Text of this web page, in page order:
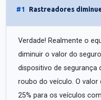
#1 Rastreadores
Verdade! Realmente o
diminuir o valor do
dispositivo de
roubo do veículo. O
25% para os veículos